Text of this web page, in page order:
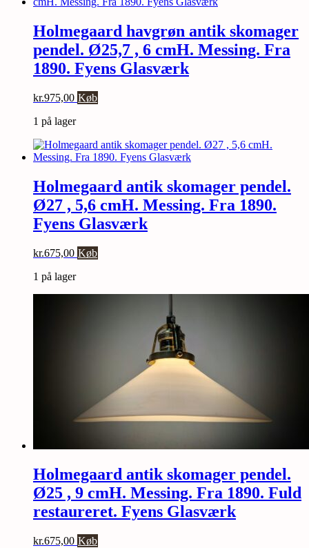
Holmegaard havgrøn antik skomager
pendel. Ø25,7 , 6 cmH. Messing. Fra
1890. Fyens Glasværk
kr.975,00 Køb
1 på lager
Holmegaard antik skomager pendel.
Ø27 , 5,6 cmH. Messing. Fra 1890.
Fyens Glasværk
kr.675,00 Køb
1 på lager
Holmegaard antik skomager pendel.
Ø25 , 9 cmH. Messing. Fra 1890. Fuld
restaureret. Fyens Glasværk
kr.675,00 Køb